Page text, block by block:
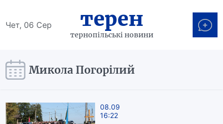
Чет, 06 Сер терен
тернопільські новини
Микола Погорілий
08.09
16:22